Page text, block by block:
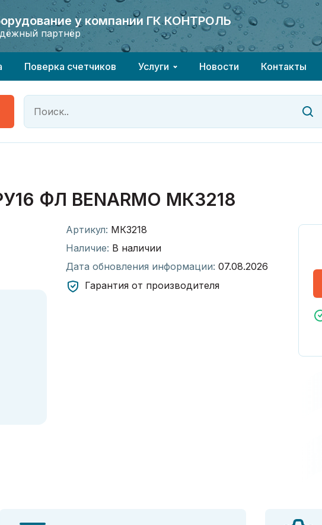
у компании ГК КОНТРОЛЬ
партнёр
у компании ГК КОНТРОЛЬ
партнёр
Поверка счетчиков Услуги Новости Контакты
ФЛ BENARMO МК3218
Артикул: МК3218
Наличие: В наличии
Дата обновления информации: 07.08.2026
Гарантия от производителя